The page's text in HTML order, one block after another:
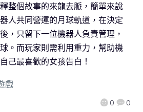
0 0
整個故事的來龍去脈，簡單來說
人共同營運的月球軌道，在決定
，只留下一位機器人負責管理，
。而玩家則需利用重力，幫助機
己最喜歡的女孩告白！
戲